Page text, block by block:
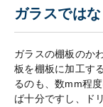
ガラスでは
ガラスの棚板のか
板を棚板に加工す
るのも、数mm程
ば十分ですし、ド